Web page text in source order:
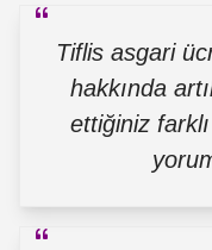
Tiflis asgari
hakkında
ettiğiniz